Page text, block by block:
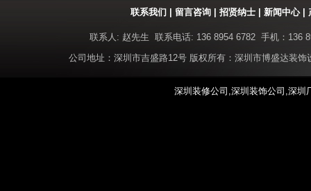
联系我们 留言咨询 招贤纳士 新闻中心|
联系人: 赵先生 联系电话: 136 8954 6782 手机：136
公司地址：深圳市吉盛路12号 版权所有：深圳市博盛达装
深圳装修公司,深圳装饰公司,深